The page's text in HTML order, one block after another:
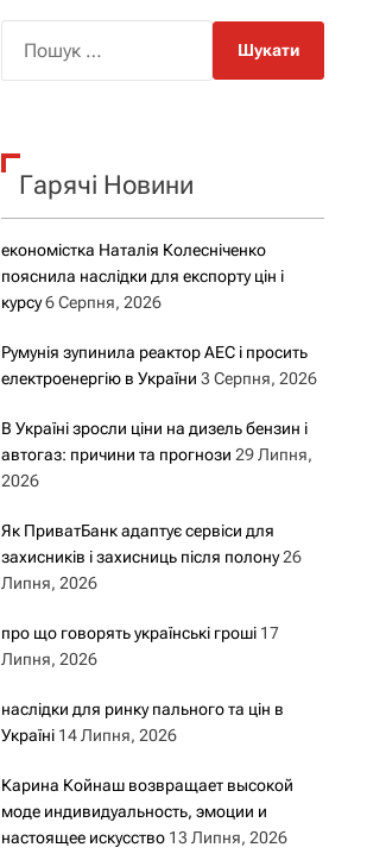
р
о
у
к
Гарячі Новини
економістка Наталія Колесніченко
пояснила наслідки для експорту цін і
курсу 6 Серпня, 2026
Румунія зупинила реактор АЕС і просить
електроенергію в України 3 Серпня, 2026
В Україні зросли ціни на дизель бензин і
автогаз: причини та прогнози 29 Липня,
2026
Як ПриватБанк адаптує сервіси для
захисників і захисниць після полону 26
Липня, 2026
про що говорять українські гроші 17
Липня, 2026
наслідки для ринку пального та цін в
Україні 14 Липня, 2026
Карина Койнаш возвращает высокой
моде индивидуальность, эмоции и
настоящее искусство 13 Липня, 2026